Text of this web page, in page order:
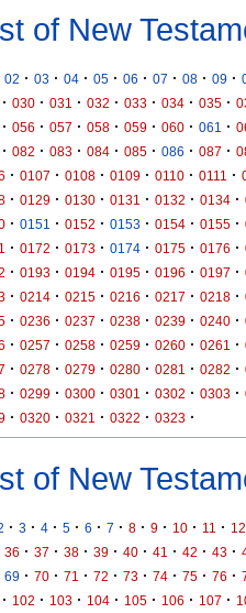
of New
02 · 03 · 04 · 05 · 06 · 07 · 08 · 09 ·
· 030 · 031 · 032 · 033 · 034 · 035 ·
· 056 · 057 · 058 · 059 · 060 · 061 ·
· 082 · 083 · 084 · 085 · 086 · 087 ·
· 0107 · 0108 · 0109 · 0110 · 0111 ·
· 0129 · 0130 · 0131 · 0132 · 0134 ·
· 0151 · 0152 · 0153 · 0154 · 0155 ·
· 0172 · 0173 · 0174 · 0175 · 0176 ·
· 0193 · 0194 · 0195 · 0196 · 0197 ·
· 0214 · 0215 · 0216 · 0217 · 0218 ·
· 0236 · 0237 · 0238 · 0239 · 0240 ·
· 0257 · 0258 · 0259 · 0260 · 0261 ·
· 0278 · 0279 · 0280 · 0281 · 0282 ·
· 0299 · 0300 · 0301 · 0302 · 0303 ·
· 0320 · 0321 · 0322 · 0323 ·
of New
· 3 · 4 · 5 · 6 · 7 · 8 · 9 · 10 · 11 · 12
36 · 37 · 38 · 39 · 40 · 41 · 42 · 43 ·
69 · 70 · 71 · 72 · 73 · 74 · 75 · 76 ·
· 102 · 103 · 104 · 105 · 106 · 107 ·